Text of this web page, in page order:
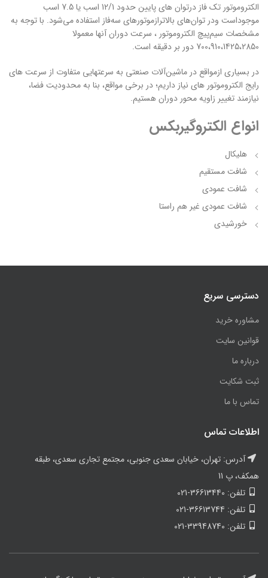
الکتروموتور تک فاز درتوان های پایین حد‌ود 12/1 اسب یا 7.5 اسب
موجوداست ودر توان‌های بالاتر‌از‌موتورهای سه‌فاز استفاده می‌شود‌. با توجه به
مشخصات سیم‌پیچ الکتروموتور ، سرعت دوران‌ آنها معمولا‌
700،910،1425،2850 دور بر دقیقه است.
در بسیاری ازمواقع در ماشین‌آلات صنعتی به سرعتهایی متفاوت از سرعت های
رایج الکتروموتور های نیاز داریم؛ در برخی مواقع، بنا به محدودیت فضا،
نیازمند تغییر زاویه محور دوران هستیم.
انواع الکتروگیربکس
هلیکال
شافت مستقیم
شافت عمودی
شافت عمودی غیر هم راستا
خورشیدی
دسترسی سریع
مشاوره خرید
قوانین سایت
درباره ما
ثبت شکایت
تماس با ما
اطلاعات تماس
آدرس: تهران، خیابان سعدی جنوبی، مجتمع تجاری سعدی، طبقه
همکف، پ 11
تلفن: 36613440-021
تلفن: 36613744-021
تلفن: 33948740-021